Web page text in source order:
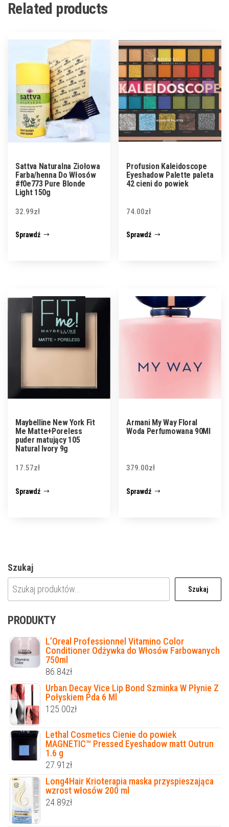
Related products
Sattva Naturalna Ziołowa
Farba/henna Do Włosów
#f0e773 Pure Blonde
Light 150g
32.99zł
Sprawdź
Profusion Kaleidoscope
Eyeshadow Palette paleta
42 cieni do powiek
74.00zł
Sprawdź
Maybelline New York Fit
Me Matte+Poreless
puder matujący 105
Natural Ivory 9g
17.57zł
Sprawdź
Armani My Way Floral
Woda Perfumowana 90Ml
379.00zł
Sprawdź
Szukaj
Szukaj
PRODUKTY
L’Oreal Professionnel Vitamino Color
Conditioner Odżywka do Włosów Farbowanych
750ml
86.84zł
Urban Decay Vice Lip Bond Szminka W Płynie Z
Połyskiem Pda 6 Ml
125.00zł
Lethal Cosmetics Cienie do powiek
MAGNETIC™ Pressed Eyeshadow matt Outrun
1.6 g
27.91 zł
Long4Hair Krioterapia maska przyspieszająca
wzrost włosów 200 ml
24.89zł